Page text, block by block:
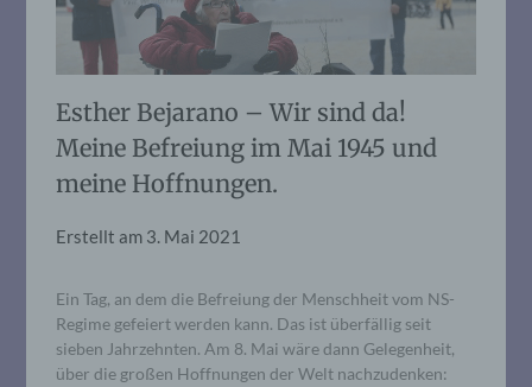
Esther Bejarano – Wir sind da!
Meine Befreiung im Mai 1945 und
meine Hoffnungen.
Erstellt am 3. Mai 2021
Ein Tag, an dem die Befreiung der Menschheit vom NS-
Regime gefeiert werden kann. Das ist überfällig seit
sieben Jahrzehnten. Am 8. Mai wäre dann Gelegenheit,
über die großen Hoffnungen der Welt nachzudenken: